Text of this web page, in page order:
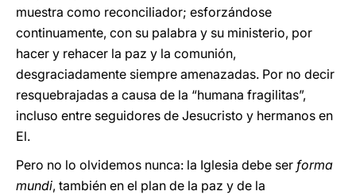
muestra como reconciliador; esforzándose
continuamente, con su palabra y su ministerio, por
hacer y rehacer la paz y la comunión,
desgraciadamente siempre amenazadas. Por no decir
resquebrajadas a causa de la “humana fragilitas”,
incluso entre seguidores de Jesucristo y hermanos en
El.
Pero no lo olvidemos nunca: la Iglesia debe ser forma
mundi, también en el plan de la paz y de la